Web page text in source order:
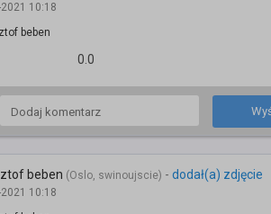
10:18
0.0
beben (Oslo, swinoujscie) - dodał(a) zdjęcie
10:18